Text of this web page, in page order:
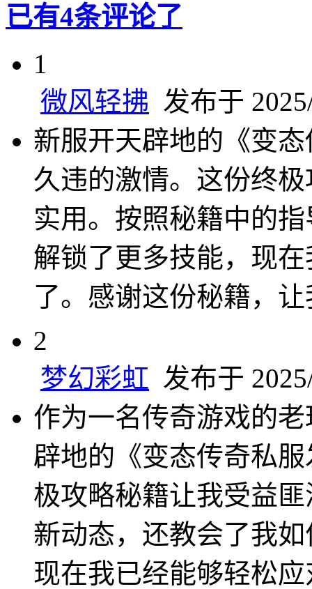
已有4条评论了
1
微风轻拂 发布于
新服开天辟地的《变
久违的激情。这份终
实用。按照秘籍中的
解锁了更多技能，现
了。感谢这份秘籍，
2
梦幻彩虹 发布于
作为一名传奇游戏的
辟地的《变态传奇私
极攻略秘籍让我受益
新动态，还教会了我
现在我已经能够轻松